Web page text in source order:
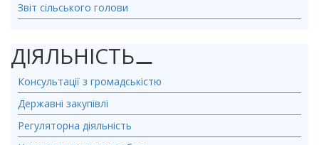
Звіт сільського голови
ДІЯЛЬНІСТЬ⚊
Консультації з громадськістю
Державні закупівлі
Регуляторна діяльність